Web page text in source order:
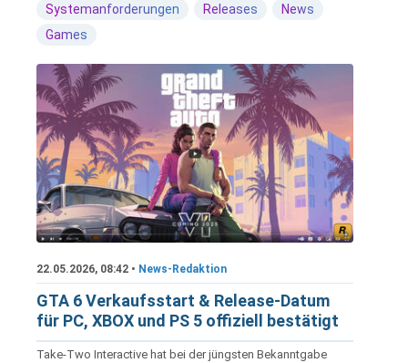
Systemanforderungen Releases
News
Games
22.05.2026, 08:42 • News-Redaktion
GTA 6 Verkaufsstart & Release-Datum
für PC, XBOX und PS 5 offiziell bestätigt
Take-Two Interactive hat bei der jüngsten Bekanntgabe